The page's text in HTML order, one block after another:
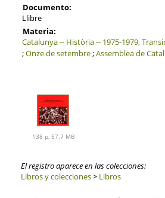
Documento:
Llibre
Materia:
Catalunya -- Història -- 1975-1979,
;Onze de setembre;Assemblea de
138 p, 57.7 MB
El registro aparece en las colecciones:
Libros y colecciones> Libros